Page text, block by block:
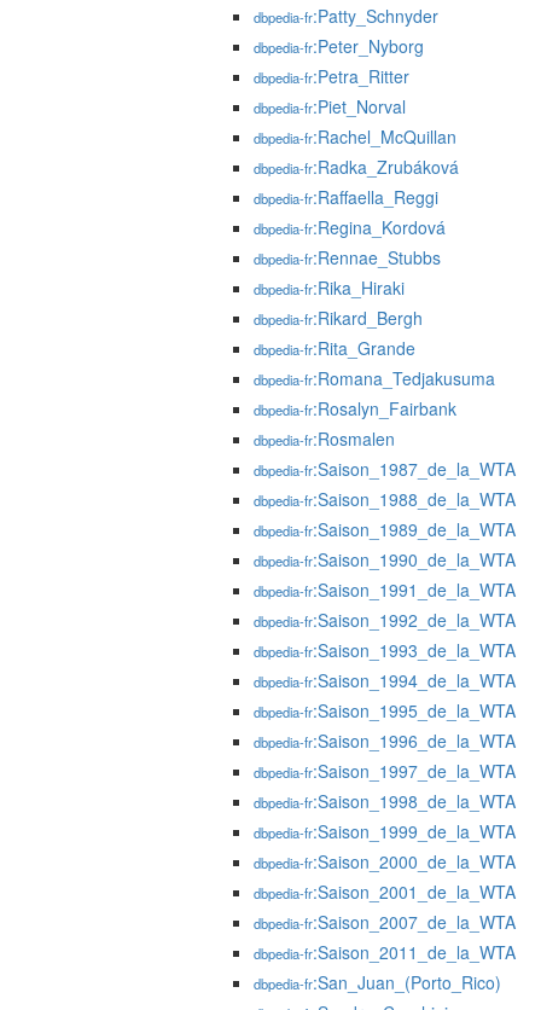
dbpedia-fr:Patty_Schnyder
dbpedia-fr:Peter_Nyborg
dbpedia-fr:Petra_Ritter
dbpedia-fr:Piet_Norval
dbpedia-fr:Rachel_McQuillan
dbpedia-fr:Radka_Zrubáková
dbpedia-fr:Raffaella_Reggi
dbpedia-fr:Regina_Kordová
dbpedia-fr:Rennae_Stubbs
dbpedia-fr:Rika_Hiraki
dbpedia-fr:Rikard_Bergh
dbpedia-fr:Rita_Grande
dbpedia-fr:Romana_Tedjakusuma
dbpedia-fr:Rosalyn_Fairbank
dbpedia-fr:Rosmalen
dbpedia-fr:Saison_1987_de_la_WTA
dbpedia-fr:Saison_1988_de_la_WTA
dbpedia-fr:Saison_1989_de_la_WTA
dbpedia-fr:Saison_1990_de_la_WTA
dbpedia-fr:Saison_1991_de_la_WTA
dbpedia-fr:Saison_1992_de_la_WTA
dbpedia-fr:Saison_1993_de_la_WTA
dbpedia-fr:Saison_1994_de_la_WTA
dbpedia-fr:Saison_1995_de_la_WTA
dbpedia-fr:Saison_1996_de_la_WTA
dbpedia-fr:Saison_1997_de_la_WTA
dbpedia-fr:Saison_1998_de_la_WTA
dbpedia-fr:Saison_1999_de_la_WTA
dbpedia-fr:Saison_2000_de_la_WTA
dbpedia-fr:Saison_2001_de_la_WTA
dbpedia-fr:Saison_2007_de_la_WTA
dbpedia-fr:Saison_2011_de_la_WTA
dbpedia-fr:San_Juan_(Porto_Rico)